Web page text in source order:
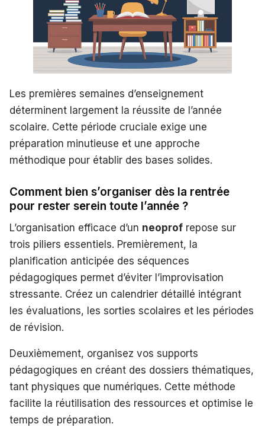
Les premières semaines d’enseignement
déterminent largement la réussite de l’année
scolaire. Cette période cruciale exige une
préparation minutieuse et une approche
méthodique pour établir des bases solides.
Comment bien s’organiser dès la rentrée
pour rester serein toute l’année ?
L’organisation efficace d’un neoprof repose sur
trois piliers essentiels. Premièrement, la
planification anticipée des séquences
pédagogiques permet d’éviter l’improvisation
stressante. Créez un calendrier détaillé intégrant
les évaluations, les sorties scolaires et les périodes
de révision.
Deuxièmement, organisez vos supports
pédagogiques en créant des dossiers thématiques,
tant physiques que numériques. Cette méthode
facilite la réutilisation des ressources et optimise le
temps de préparation.